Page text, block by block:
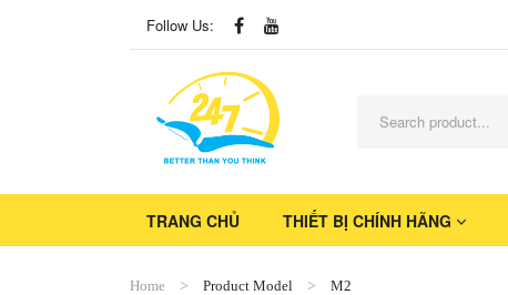
Follow Us:
TRANG CHỦ
THIẾT BỊ CHÍNH HÃNG
Home Product Model M2